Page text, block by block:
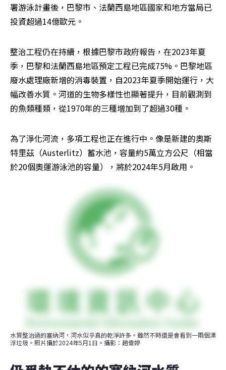
署游泳計畫後，巴黎市、法蘭西島地區國家和地方當局已
投資超過14億歐元。
整治工程仍在持續，根據巴黎市政府報告，在2023年夏
季，巴黎和法蘭西島地區預定工程已完成75%。巴黎地區
廢水處理廠新增的消毒裝置，自2023年夏季開始運行，大
幅改善水質。河道的生物多樣性也顯著提升，目前觀測到
的魚類種類，從1970年的三種增加到了超過30種。
為了淨化河流，多項工程也正在進行中。像是新建的奧斯
特里茲（Austerlitz）蓄水池，容量約5萬立方公尺（相當
於20個奧運游泳池的容量），將於2024年5月啟用。
水質整治過的塞納河，河水似乎真的乾淨許多。雖然不時還是會看到一兩個漂
浮垃圾。照片攝於2024年5月1日。攝影：趙偉婷